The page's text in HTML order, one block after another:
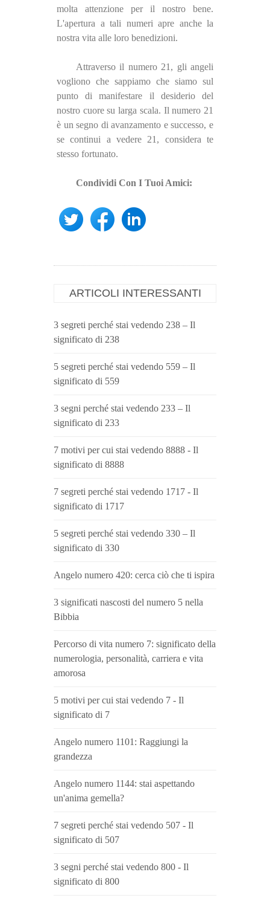
molta attenzione per il nostro bene.
L'apertura a tali numeri apre anche la
nostra vita alle loro benedizioni.
Attraverso il numero 21, gli angeli
vogliono che sappiamo che siamo sul
punto di manifestare il desiderio del
nostro cuore su larga scala. Il numero 21
è un segno di avanzamento e successo, e
se continui a vedere 21, considera te
stesso fortunato.
Condividi Con I Tuoi Amici:
ARTICOLI INTERESSANTI
3 segreti perché stai vedendo 238 – Il
significato di 238
5 segreti perché stai vedendo 559 – Il
significato di 559
3 segni perché stai vedendo 233 – Il
significato di 233
7 motivi per cui stai vedendo 8888 - Il
significato di 8888
7 segreti perché stai vedendo 1717 - Il
significato di 1717
5 segreti perché stai vedendo 330 – Il
significato di 330
Angelo numero 420: cerca ciò che ti ispira
3 significati nascosti del numero 5 nella
Bibbia
Percorso di vita numero 7: significato della
numerologia, personalità, carriera e vita
amorosa
5 motivi per cui stai vedendo 7 - Il
significato di 7
Angelo numero 1101: Raggiungi la
grandezza
Angelo numero 1144: stai aspettando
un'anima gemella?
7 segreti perché stai vedendo 507 - Il
significato di 507
3 segni perché stai vedendo 800 - Il
significato di 800